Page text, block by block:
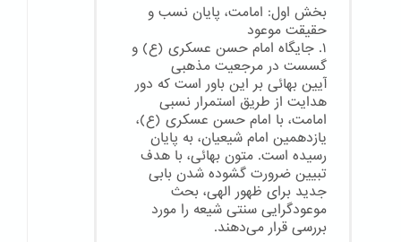
بخش اول: امامت، پایان نسب و
حقیقت موعود
۱. جایگاه امام حسن عسکری (ع) و
گسست در مرجعیت مذهبی
آیین بهائی بر این باور است که دور
هدایت از طریق استمرار نسبی
امامت، با امام حسن عسکری (ع)،
یازدهمین امام شیعیان، به پایان
رسیده است. متون بهائی، با هدف
تبیین ضرورت گشوده شدن بابی
جدید برای ظهور الهی، بحث
موعودگرایی سنتی شیعه را مورد
بررسی قرار می‌دهند.